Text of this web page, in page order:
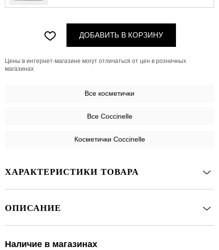
ДОБАВИТЬ В КОРЗИНУ
Цены в интернет-магазине могут отличаться от цен в розничных
магазинах
Все косметички
Все Coccinelle
Косметички Coccinelle
ХАРАКТЕРИСТИКИ ТОВАРА
ОПИСАНИЕ
Наличие в магазинах